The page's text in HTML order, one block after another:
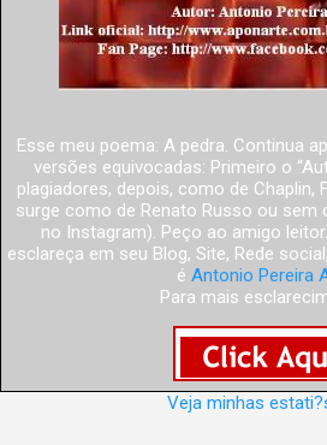
Esse meu poema: A pedra. Continua
versões equivocadas: Primeiro o
plagiadores, depois, como de Chaplin,
surge como de Renato Russo ou sem
no Instagram). Peço ao amigo
esclareça em seu Blog, Site, Rede
é Antonio Pereira
Para mais
Veja minhas